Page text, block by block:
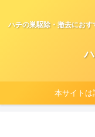
ハチの巣駆除・撤去にお
本サイトは